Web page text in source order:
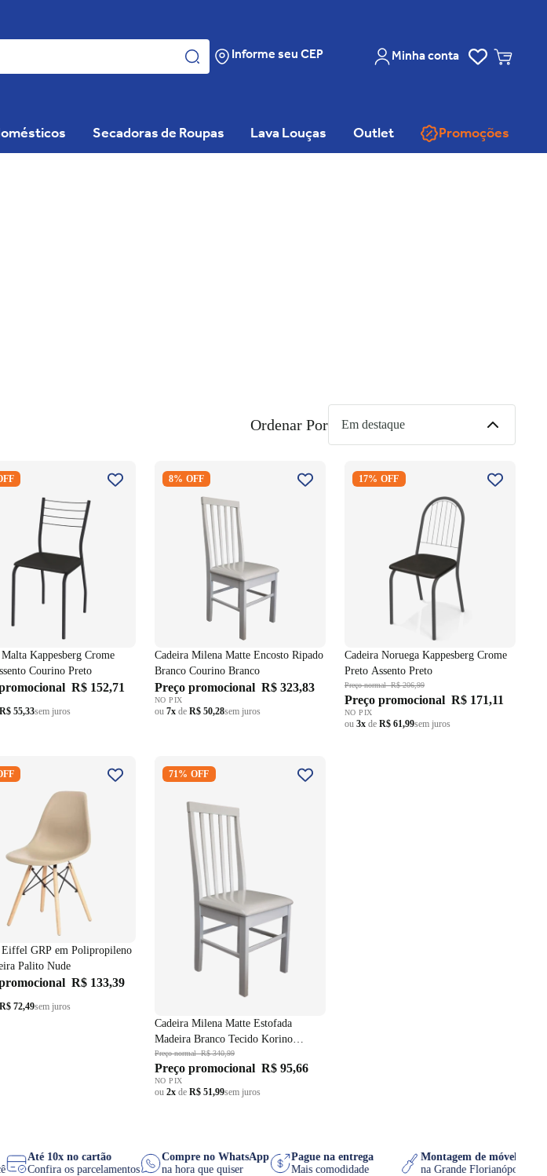
Informe seu CEP Minha conta
Secadoras de Roupas Lava Louças Outlet Promoções
Ordenar Por
Courino Preto
Kappesberg Crome
Courino Preto
R$ 152,71
R$ 55,33sem juros
Ripado Branco Courino Branco
8% OFF
Cadeira Milena Matte Encosto Ripado
Branco Courino Branco
Preço promocional R$ 323,83
NO PIX
ou 7x de R$ 50,28sem juros
Crome Preto Assento Preto
17% OFF
Cadeira Noruega Kappesberg Crome
Preto Assento Preto
Preço normalR$ 206,99
Preço promocional R$ 171,11
NO PIX
ou 3x de R$ 61,99sem juros
Pé Madeira Palito
Eiffel GRP em Polipropileno
Palito Nude
R$ 133,39
R$ 72,49sem juros
Madeira Branco Tecido Korino
71% OFF
Cadeira Milena Matte Estofada
Madeira Branco Tecido Korino
Branco
Preço normalR$ 340,99
Preço promocional R$ 95,66
NO PIX
ou 2x de R$ 51,99sem juros
Até 10x no cartão
Confira os parcelamentos
Compre no WhatsApp
na hora que quiser
Pague na entrega
Mais comodidade
Montagem de móvel
na Grande Florianópolis/